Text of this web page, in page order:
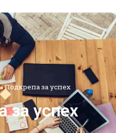
Подкрепа за успех
за успех